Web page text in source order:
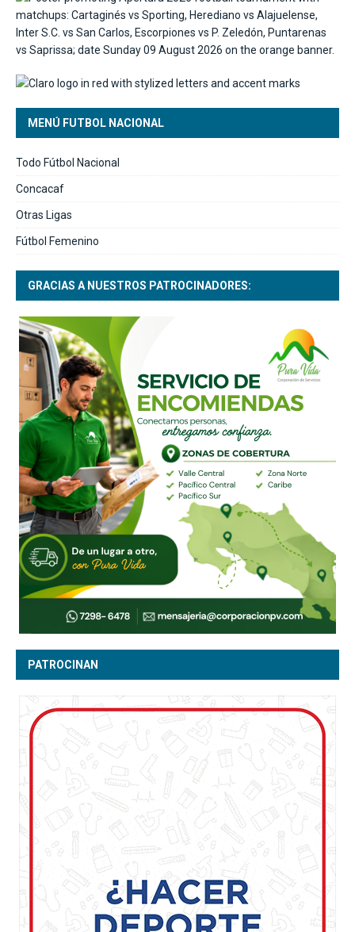
MENÚ FUTBOL NACIONAL
Todo Fútbol Nacional
Concacaf
Otras Ligas
Fútbol Femenino
GRACIAS A NUESTROS PATROCINADORES:
PATROCINAN